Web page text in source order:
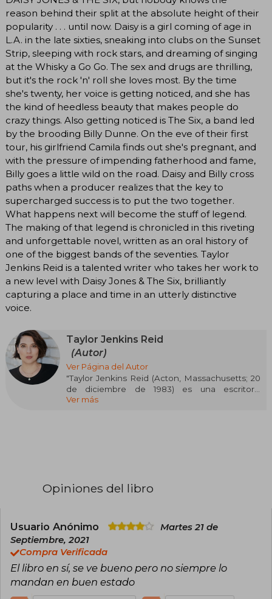
reason behind their split at the absolute height of their
popularity . . . until now. Daisy is a girl coming of age in
L.A. in the late sixties, sneaking into clubs on the Sunset
Strip, sleeping with rock stars, and dreaming of singing
at the Whisky a Go Go. The sex and drugs are thrilling,
but it's the rock 'n' roll she loves most. By the time
she's twenty, her voice is getting noticed, and she has
the kind of heedless beauty that makes people do
crazy things. Also getting noticed is The Six, a band led
by the brooding Billy Dunne. On the eve of their first
tour, his girlfriend Camila finds out she's pregnant, and
with the pressure of impending fatherhood and fame,
Billy goes a little wild on the road. Daisy and Billy cross
paths when a producer realizes that the key to
supercharged success is to put the two together.
What happens next will become the stuff of legend.
The making of that legend is chronicled in this riveting
and unforgettable novel, written as an oral history of
one of the biggest bands of the seventies. Taylor
Jenkins Reid is a talented writer who takes her work to
a new level with Daisy Jones & The Six, brilliantly
capturing a place and time in an utterly distinctive
voice.
Taylor Jenkins Reid
(Autor)
Ver Página del Autor
"Taylor Jenkins Reid (Acton, Massachusetts; 20
de diciembre de 1983) es una escritora,
productora de televisión y guionista
College. Su primera novela, Por siempre, unidos,
en Los Angeles con su esposo, Alex, y su perro,
Rabbit."
Ver más
Opiniones del libro
Usuario Anónimo
Martes 21 de
Septiembre, 2021
Compra Verificada
El libro en sí, se ve bueno pero no siempre lo
mandan en buen estado